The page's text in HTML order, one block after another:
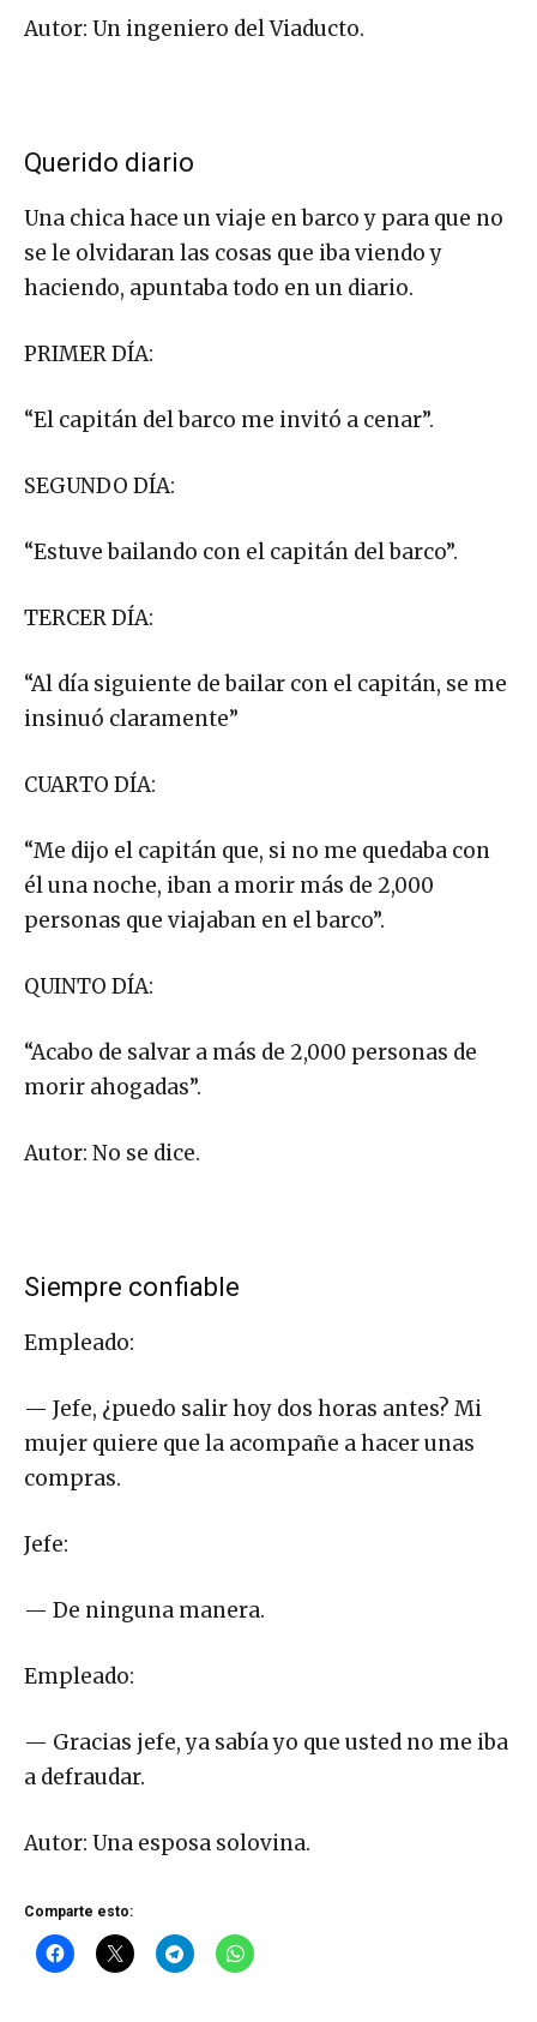
Autor: Un ingeniero del Viaducto.
Querido diario
Una chica hace un viaje en barco y para que no
se le olvidaran las cosas que iba viendo y
haciendo, apuntaba todo en un diario.
PRIMER DÍA:
“El capitán del barco me invitó a cenar”.
SEGUNDO DÍA:
“Estuve bailando con el capitán del barco”.
TERCER DÍA:
“Al día siguiente de bailar con el capitán, se me
insinuó claramente”
CUARTO DÍA:
“Me dijo el capitán que, si no me quedaba con
él una noche, iban a morir más de 2,000
personas que viajaban en el barco”.
QUINTO DÍA:
“Acabo de salvar a más de 2,000 personas de
morir ahogadas”.
Autor: No se dice.
Siempre confiable
Empleado:
— Jefe, ¿puedo salir hoy dos horas antes? Mi
mujer quiere que la acompañe a hacer unas
compras.
Jefe:
— De ninguna manera.
Empleado:
— Gracias jefe, ya sabía yo que usted no me iba
a defraudar.
Autor: Una esposa solovina.
Comparte esto: